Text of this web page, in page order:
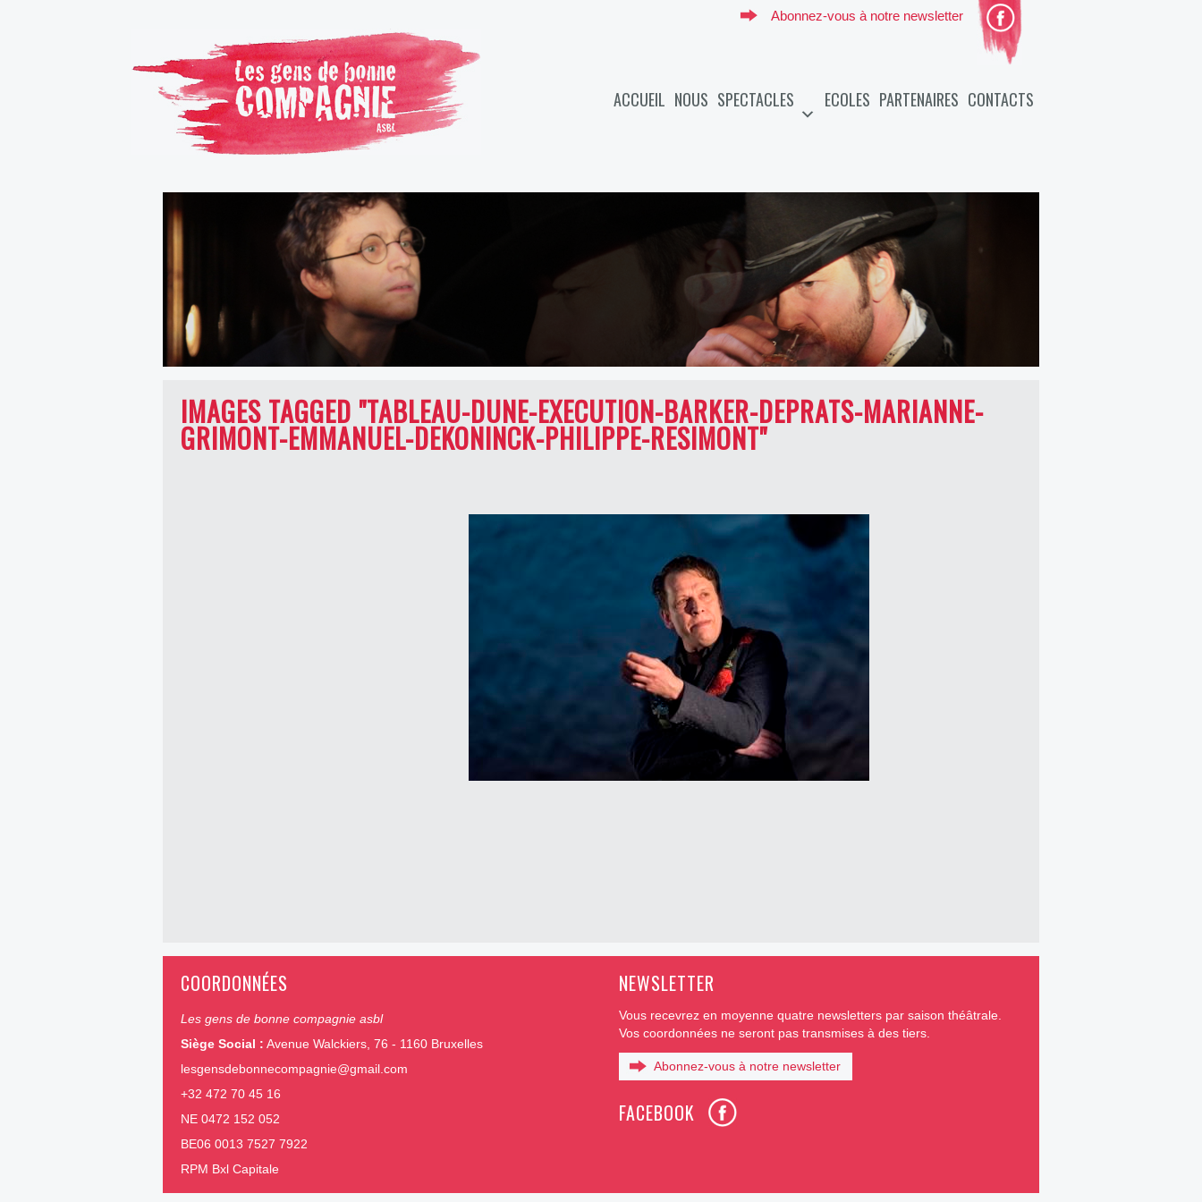
Abonnez-vous à notre newsletter
ACCUEIL NOUS SPECTACLES ECOLES PARTENAIRES CONTACTS
IMAGES TAGGED "TABLEAU-DUNE-EXECUTION-BARKER-DEPRATS-MARIANNE-
GRIMONT-EMMANUEL-DEKONINCK-PHILIPPE-RESIMONT"
COORDONNÉES
Les gens de bonne compagnie asbl
Siège Social : Avenue Walckiers, 76 - 1160 Bruxelles
lesgensdebonnecompagnie@gmail.com
+32 472 70 45 16
NE 0472 152 052
BE06 0013 7527 7922
RPM Bxl Capitale
NEWSLETTER
Vous recevrez en moyenne quatre newsletters par saison théâtrale.
Vos coordonnées ne seront pas transmises à des tiers.
Abonnez-vous à notre newsletter
FACEBOOK